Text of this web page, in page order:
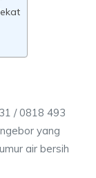
/ 0818 493
yang
air bersih